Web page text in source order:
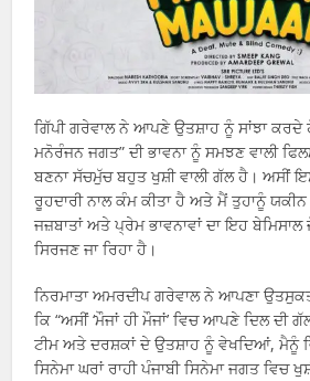
ਗਿੱਪੀ ਗਰੇਵਾਲ ਨੇ ਆਪਣੇ ਉਤਸ਼ਾਹ ਨੂੰ ਸਾਂਝਾ ਕਰਦੇ
ਮਨੋਰੰਜਨ ਜਗਤ” ਦੀ ਭਾਵਨਾ ਨੂੰ ਸਮਝਣ ਵਾਲੀ ਫਿਲਮ
ਬਣਨਾ ਸੱਚਮੁੱਚ ਬਹੁਤ ਖੁਸ਼ੀ ਵਾਲੀ ਗੱਲ ਹੈ। ਅਸੀਂ
ਰੂਹਦਾਰੀ ਨਾਲ ਕੰਮ ਕੀਤਾ ਹੈ ਅਤੇ ਮੈਂ ਤੁਹਾਨੂੰ ਯਕੀਨ
ਜਜ਼ਬਾਤਾਂ ਅਤੇ ਪ੍ਰੇਮ ਭਾਵਨਾਵਾਂ ਦਾ ਇਹ
ਸਿਰਜਣ ਜਾ ਰਿਹਾ ਹੈ।
ਨਿਰਮਾਤਾ ਅਮਰਦੀਪ ਗਰੇਵਾਲ ਨੇ ਆਪਣਾ
ਕਿ “ਅਸੀਂ ‘ਮੌਜਾਂ ਹੀ ਮੌਜਾਂ’ ਵਿਚ ਆਪਣੇ ਦਿਲ ਦੀ
ਟੀਮ ਅਤੇ ਦਰਸ਼ਕਾਂ ਦੇ ਉਤਸ਼ਾਹ ਨੂੰ ਵੇਖਦਿਆਂ, ਮੈਨੂੰ
ਸਿਨੇਮਾ ਘਰਾਂ ਰਾਹੀ ਪੰਜਾਬੀ ਸਿਨੇਮਾ ਜਗਤ ਵਿਚ